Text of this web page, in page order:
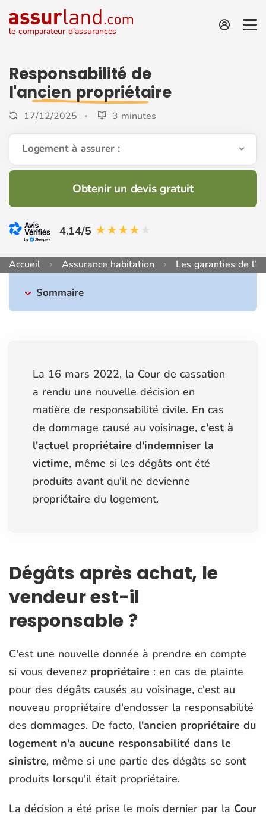
le comparateur d'assurances
Responsabilité de
l'ancien propriétaire
17/12/2025 3 minutes
Logement à assurer :
Obtenir un devis gratuit
4.14/5
Accueil Assurance habitation Les garanties de
Sommaire
La 16 mars 2022, la Cour de cassation
a rendu une nouvelle décision en
matière de responsabilité civile. En cas
de dommage causé au voisinage, c'est à
l'actuel propriétaire d'indemniser la
victime, même si les dégâts ont été
produits avant qu'il ne devienne
propriétaire du logement.
Dégâts après achat, le
vendeur est-il
responsable ?
C'est une nouvelle donnée à prendre en compte
si vous devenez propriétaire : en cas de plainte
pour des dégâts causés au voisinage, c'est au
nouveau propriétaire d'endosser la responsabilité
des dommages. De facto, l'ancien propriétaire du
logement n'a aucune responsabilité dans le
sinistre, même si une partie des dégâts se sont
produits lorsqu'il était propriétaire.
La décision a été prise le mois dernier par la Cour